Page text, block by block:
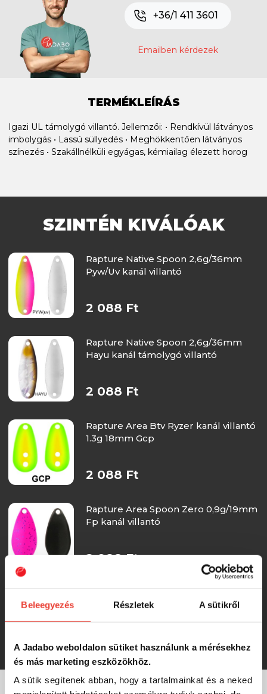
Beleegyezés Részletek A sütikről
A Jadabo weboldalon sütiket használunk a mérésekhez
és más marketing eszközökhöz.
A sütik segítenek abban, hogy a tartalmainkat és a neked
+36/1 411 3601
Emailben kérdezek
TERMÉKLEÍRÁS
Igazi UL támolygó villantó. Jellemzői: • Rendkívül látványos
imbolygás • Lassú süllyedés • Meghökkentően látványos
színezés • Szakállnélküli egyágas, kémiailag élezett horog
SZINTÉN KIVÁLÓAK
Rapture Native Spoon 2,6g/36mm
Pyw/Uv kanál villantó
2 088 Ft
Rapture Native Spoon 2,6g/36mm
Hayu kanál támolygó villantó
2 088 Ft
Rapture Area Btv Ryzer kanál villantó
1.3g 18mm Gcp
2 088 Ft
Rapture Area Spoon Zero 0,9g/19mm
Fp kanál villantó
2 088 Ft
Rapture Native Spoon 3,6g/36mm
Yluv kanál villantó
2 088 Ft